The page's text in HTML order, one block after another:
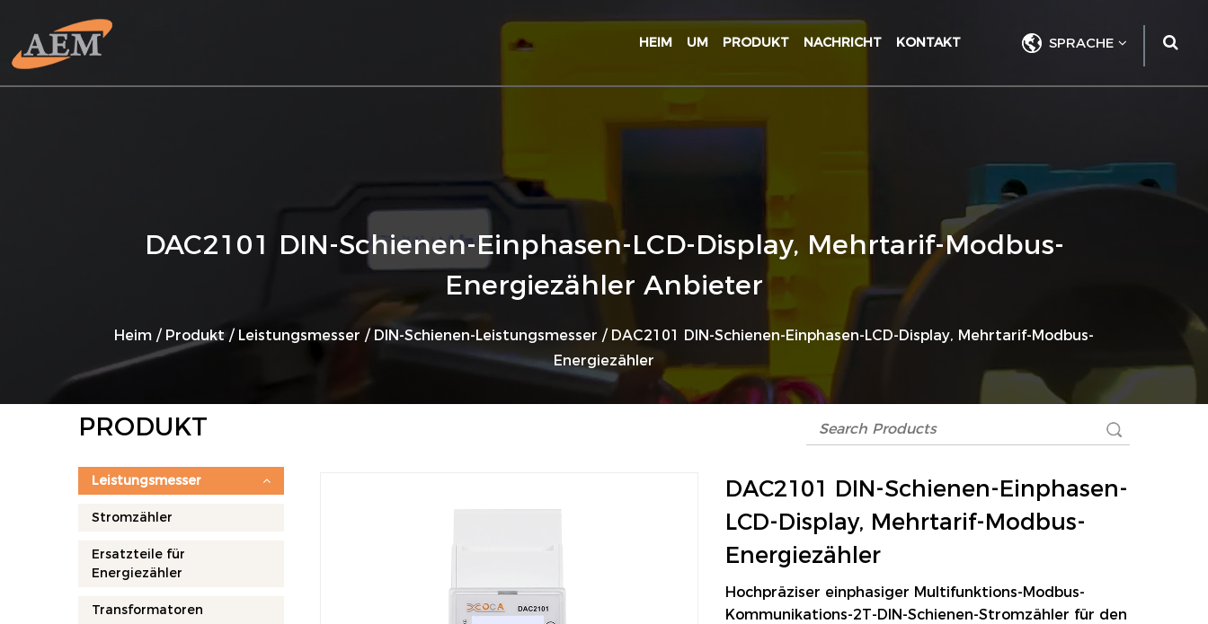
SPRACHE
HEIM UM PRODUKT NACHRICHT KONTAKT
DAC2101 DIN-Schienen-Einphasen-LCD-Display, Mehrtarif-Modbus-
Energiezähler Anbieter
Heim / Produkt/ Leistungsmesser / DIN-Schienen-Leistungsmesser / DAC2101 DIN-Schienen-Einphasen-LCD-Display, Mehrtarif-Modbus-
Energiezähler
PRODUKT
Leistungsmesser
Stromzähler
Ersatzteile für
Energiezähler
Transformatoren
DAC2101 DIN-Schienen-Einphasen-
LCD-Display, Mehrtarif-Modbus-
Energiezähler
Hochpräziser einphasiger Multifunktions-Modbus-
Kommunikations-2T-DIN-Schienen-Stromzähler für den